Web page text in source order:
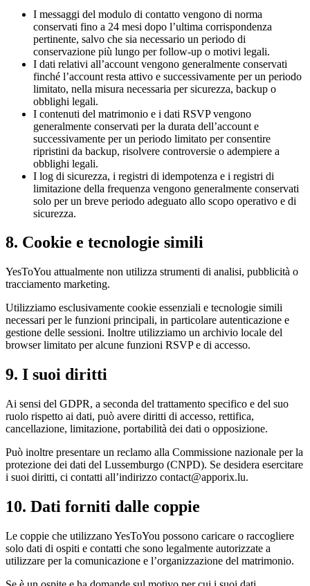
I messaggi del modulo di contatto vengono di norma
conservati fino a 24 mesi dopo l’ultima corrispondenza
pertinente, salvo che sia necessario un periodo di
conservazione più lungo per follow-up o motivi legali.
I dati relativi all’account vengono generalmente conservati
finché l’account resta attivo e successivamente per un periodo
limitato, nella misura necessaria per sicurezza, backup o
obblighi legali.
I contenuti del matrimonio e i dati RSVP vengono
generalmente conservati per la durata dell’account e
successivamente per un periodo limitato per consentire
ripristini da backup, risolvere controversie o adempiere a
obblighi legali.
I log di sicurezza, i registri di idempotenza e i registri di
limitazione della frequenza vengono generalmente conservati
solo per un breve periodo adeguato allo scopo operativo e di
sicurezza.
8. Cookie e tecnologie simili
YesToYou attualmente non utilizza strumenti di analisi, pubblicità o
tracciamento marketing.
Utilizziamo esclusivamente cookie essenziali e tecnologie simili
necessari per le funzioni principali, in particolare autenticazione e
gestione delle sessioni. Inoltre utilizziamo un archivio locale del
browser limitato per alcune funzioni RSVP e di accesso.
9. I suoi diritti
Ai sensi del GDPR, a seconda del trattamento specifico e del suo
ruolo rispetto ai dati, può avere diritti di accesso, rettifica,
cancellazione, limitazione, portabilità dei dati o opposizione.
Può inoltre presentare un reclamo alla Commissione nazionale per la
protezione dei dati del Lussemburgo (CNPD). Se desidera esercitare
i suoi diritti, ci contatti all’indirizzo contact@apporix.lu.
10. Dati forniti dalle coppie
Le coppie che utilizzano YesToYou possono caricare o raccogliere
solo dati di ospiti e contatti che sono legalmente autorizzate a
utilizzare per la comunicazione e l’organizzazione del matrimonio.